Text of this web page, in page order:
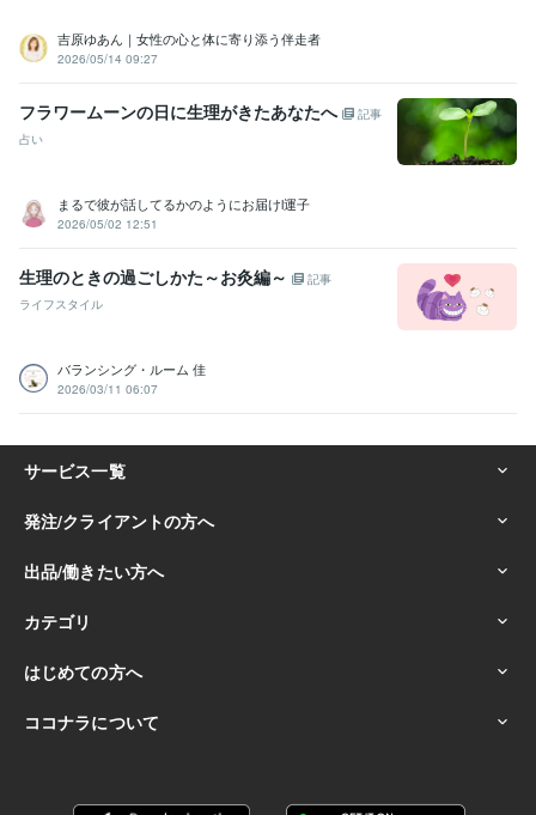
吉原ゆあん｜女性の心と体に寄り添う伴走者
2026/05/14 09:27
フラワームーンの日に生理がきたあなたへ
記事
占い
まるで彼が話してるかのようにお届けl運子
2026/05/02 12:51
生理のときの過ごしかた～お灸編～
記事
ライフスタイル
バランシング・ルーム 佳
2026/03/11 06:07